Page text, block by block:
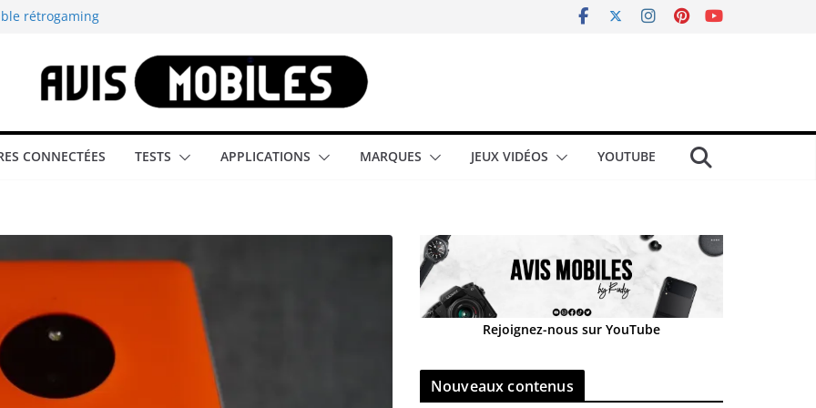
rétrogaming
compact
tous les
CONNECTÉES TESTS APPLICATIONS MARQUES JEUX VIDÉOS YOUTUBE
Rejoignez-nous sur YouTube
Nouveaux contenus